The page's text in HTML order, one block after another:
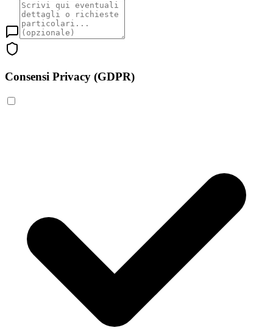
Consensi Privacy (GDPR)